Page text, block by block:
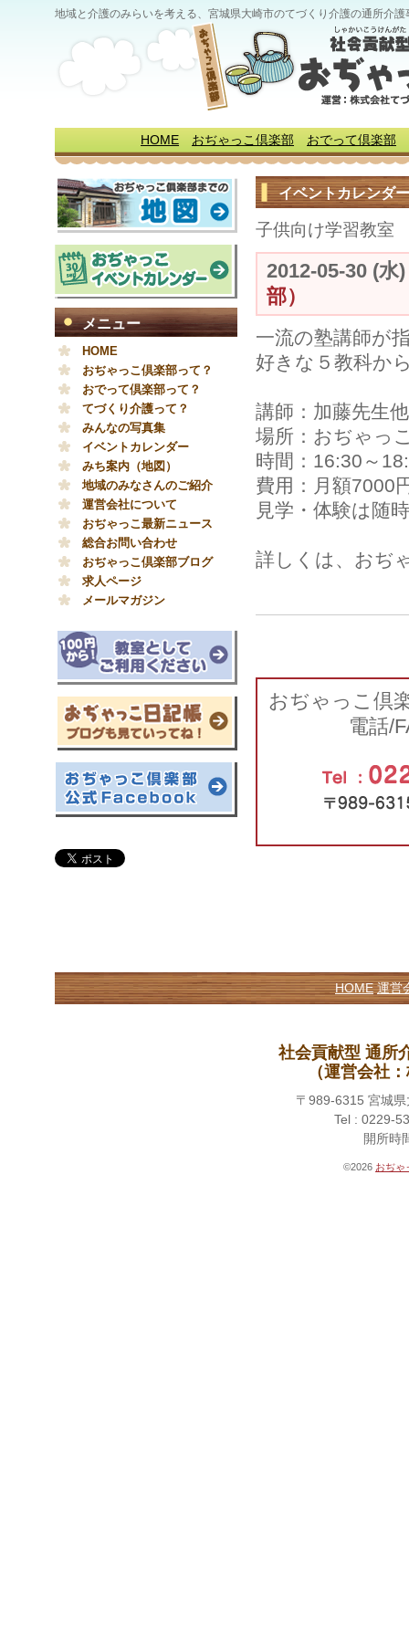
地域と介護のみらいを考える、宮城県大崎市のてづくり介護の通所介
HOME おぢゃっこ倶楽部 おでって倶楽部
イベントカレンダー
子供向け学習教室
2012-05-30 (
部）
一流の塾講師が
好きな５教科か
講師：加藤先生他
場所：おぢゃっ
時間：16:30～
費用：月額7000
見学・体験は随
詳しくは、おぢ
おぢゃっこ倶
電話/
メニュー
HOME
おぢゃっこ倶楽部って？
おでって倶楽部って？
てづくり介護って？
みんなの写真集
イベントカレンダー
みち案内（地図）
地域のみなさんのご紹介
運営会社について
おぢゃっこ最新ニュース
総合お問い合わせ
おぢゃっこ倶楽部ブログ
求人ページ
メールマガジン
HOME 運営
社会貢献型 通所
（運営会社
〒989-6315 宮城
Tel : 0229-
開所時
©2026 おぢゃ